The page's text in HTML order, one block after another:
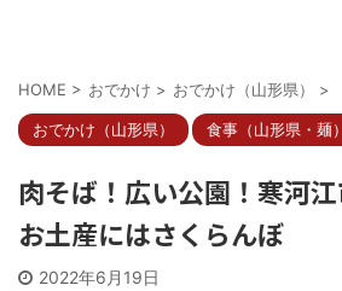
HOME > おでかけ > おでかけ（山形県） >
おでかけ（山形県） 食事（山形県・麺）
肉そば！広い公園！寒河
お土産にはさくらんぼ
2022年6月19日